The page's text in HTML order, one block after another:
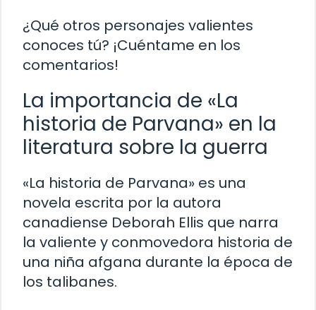
¿Qué otros personajes valientes
conoces tú? ¡Cuéntame en los
comentarios!
La importancia de «La
historia de Parvana» en la
literatura sobre la guerra
«La historia de Parvana» es una
novela escrita por la autora
canadiense Deborah Ellis que narra
la valiente y conmovedora historia de
una niña afgana durante la época de
los talibanes.